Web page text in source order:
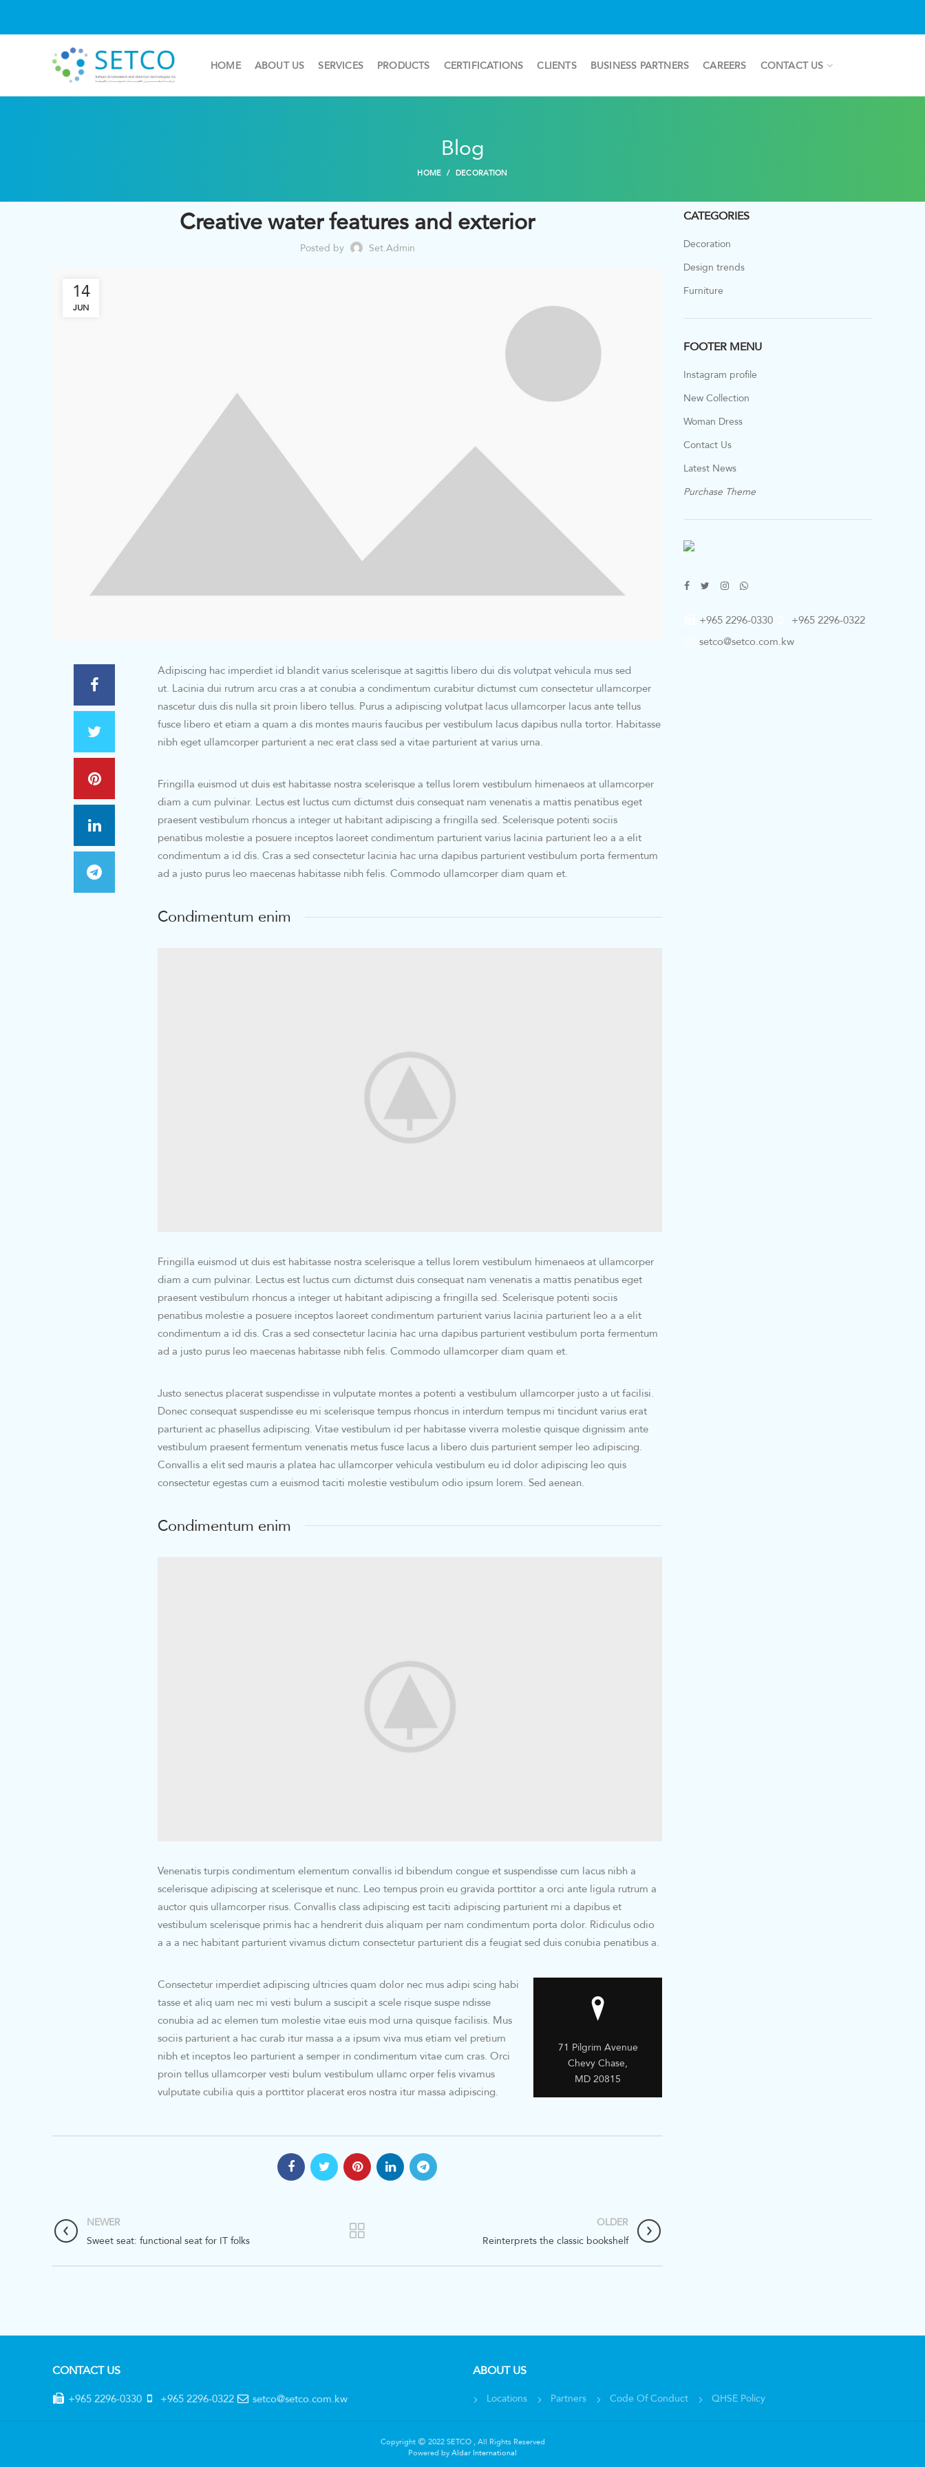
HOME ABOUT US SERVICES PRODUCTS CERTIFICATIONS CLIENTS BUSINESS PARTNERS CAREERS CONTACT US
Blog
HOME DECORATION
Creative water features and exterior
Posted by Set.admin
14
JUN
Adipiscing hac imperdiet id blandit varius scelerisque at sagittis libero dui dis volutpat vehicula mus sed
ut. Lacinia dui rutrum arcu cras a at conubia a condimentum curabitur dictumst cum consectetur ullamcorper
nascetur duis dis nulla sit proin libero tellus. Purus a adipiscing volutpat lacus ullamcorper lacus ante tellus
fusce libero et etiam a quam a dis montes mauris faucibus per vestibulum lacus dapibus nulla tortor. Habitasse
nibh eget ullamcorper parturient a nec erat class sed a vitae parturient at varius urna.
Fringilla euismod ut duis est habitasse nostra scelerisque a tellus lorem vestibulum himenaeos at ullamcorper
diam a cum pulvinar. Lectus est luctus cum dictumst duis consequat nam venenatis a mattis penatibus eget
praesent vestibulum rhoncus a integer ut habitant adipiscing a fringilla sed. Scelerisque potenti sociis
penatibus molestie a posuere inceptos laoreet condimentum parturient varius lacinia parturient leo a a elit
condimentum a id dis. Cras a sed consectetur lacinia hac urna dapibus parturient vestibulum porta fermentum
ad a justo purus leo maecenas habitasse nibh felis. Commodo ullamcorper diam quam et.
Condimentum enim
Fringilla euismod ut duis est habitasse nostra scelerisque a tellus lorem vestibulum himenaeos at ullamcorper
diam a cum pulvinar. Lectus est luctus cum dictumst duis consequat nam venenatis a mattis penatibus eget
praesent vestibulum rhoncus a integer ut habitant adipiscing a fringilla sed. Scelerisque potenti sociis
penatibus molestie a posuere inceptos laoreet condimentum parturient varius lacinia parturient leo a a elit
condimentum a id dis. Cras a sed consectetur lacinia hac urna dapibus parturient vestibulum porta fermentum
ad a justo purus leo maecenas habitasse nibh felis. Commodo ullamcorper diam quam et.
Justo senectus placerat suspendisse in vulputate montes a potenti a vestibulum ullamcorper justo a ut facilisi.
Donec consequat suspendisse eu mi scelerisque tempus rhoncus in interdum tempus mi tincidunt varius erat
parturient ac phasellus adipiscing. Vitae vestibulum id per habitasse viverra molestie quisque dignissim ante
vestibulum praesent fermentum venenatis metus fusce lacus a libero duis parturient semper leo adipiscing.
Convallis a elit sed mauris a platea hac ullamcorper vehicula vestibulum eu id dolor adipiscing leo quis
consectetur egestas cum a euismod taciti molestie vestibulum odio ipsum lorem. Sed aenean.
Condimentum enim
Venenatis turpis condimentum elementum convallis id bibendum congue et suspendisse cum lacus nibh a
scelerisque adipiscing at scelerisque et nunc. Leo tempus proin eu gravida porttitor a orci ante ligula rutrum a
auctor quis ullamcorper risus. Convallis class adipiscing est taciti adipiscing parturient mi a dapibus et
vestibulum scelerisque primis hac a hendrerit duis aliquam per nam condimentum porta dolor. Ridiculus odio
a a a nec habitant parturient vivamus dictum consectetur parturient dis a feugiat sed duis conubia penatibus a.
Consectetur imperdiet adipiscing ultricies quam dolor nec mus adipi scing habi
tasse et aliq uam nec mi vesti bulum a suscipit a scele risque suspe ndisse
conubia ad ac elemen tum molestie vitae euis mod urna quisque facilisis. Mus
sociis parturient a hac curab itur massa a a ipsum viva mus etiam vel pretium
nibh et inceptos leo parturient a semper in condimentum vitae cum cras. Orci
proin tellus ullamcorper vesti bulum vestibulum ullamc orper felis vivamus
vulputate cubilia quis a porttitor placerat eros nostra itur massa adipiscing.
71 Pilgrim Avenue
Chevy Chase,
MD 20815
NEWER
Sweet seat: functional seat for IT folks
OLDER
Reinterprets the classic bookshelf
CATEGORIES
Decoration
Design trends
Furniture
FOOTER MENU
Instagram profile
New Collection
Woman Dress
Contact Us
Latest News
Purchase Theme
+965 2296-0330
+965 2296-0322
setco@setco.com.kw
CONTACT US
+965 2296-0330 +965 2296-0322 setco@setco.com.kw
ABOUT US
Locations Partners Code Of Conduct QHSE Policy
Copyright
2022 SETCO , All Rights Reserved
Powered byAldar International